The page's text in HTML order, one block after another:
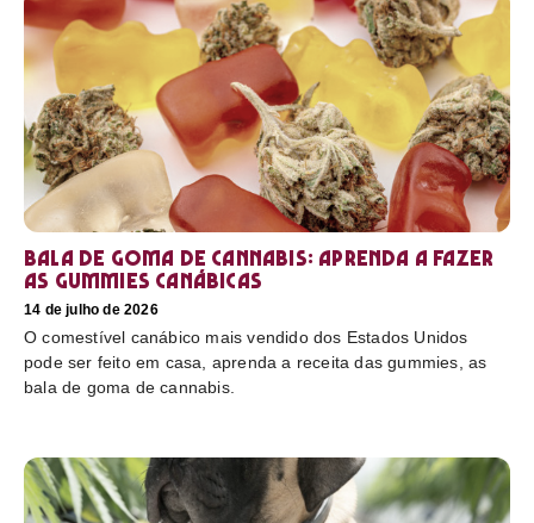
Bala de goma de cannabis: aprenda a fazer
as gummies canábicas
14 de julho de 2026
O comestível canábico mais vendido dos Estados Unidos
pode ser feito em casa, aprenda a receita das gummies, as
bala de goma de cannabis.